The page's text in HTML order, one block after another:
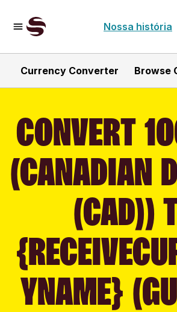
Nossa história
Currency Converter Browse
CONVERT
(CANADIAN
(CAD))
YNAME}